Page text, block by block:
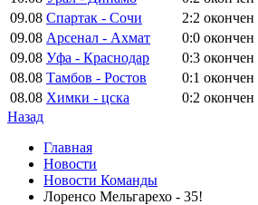
09.08 Спартак - Сочи 2:2 окончен
09.08 Арсенал - Ахмат 0:0 окончен
09.08 Уфа - Краснодар 0:3 окончен
08.08 Тамбов - Ростов 0:1 окончен
08.08 Химки - цска 0:2 окончен
Назад
Главная
Новости
Новости Команды
Лоренсо Мельгарехо - 35!